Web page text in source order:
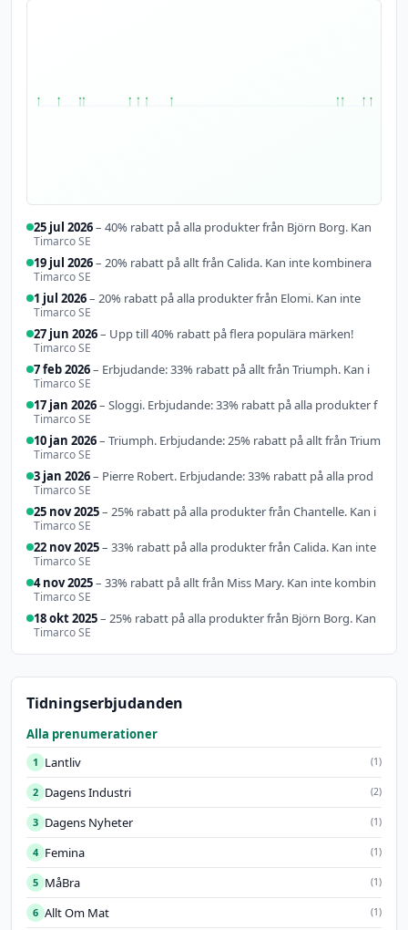
18
okt
2025
25%
på …
4 nov
2025
33%
rabatt22
nov
2025
33%
rabatt
på …
25
nov
2025
25%
rabatt
på …
3 jan
Pierre
10 jan
Triumph.
Erbju…
17 jan
Sloggi.7 feb 2026
33…
2026
40%
1 jul
20%19 jul
20%
25 jul
40%
25 jul 2026– 40% rabatt på alla produkter från Björn Borg. Kan
Timarco SE
19 jul 2026– 20% rabatt på allt från Calida. Kan inte kombinera
Timarco SE
1 jul 2026– 20% rabatt på alla produkter från Elomi. Kan inte
Timarco SE
27 jun 2026– Upp till 40% rabatt på flera populära märken!
Timarco SE
7 feb 2026– Erbjudande: 33% rabatt på allt från Triumph. Kan i
Timarco SE
17 jan 2026– Sloggi. Erbjudande: 33% rabatt på alla produkter f
Timarco SE
10 jan 2026– Triumph. Erbjudande: 25% rabatt på allt från Trium
Timarco SE
3 jan 2026– Pierre Robert. Erbjudande: 33% rabatt på alla prod
Timarco SE
25 nov 2025– 25% rabatt på alla produkter från Chantelle. Kan i
Timarco SE
22 nov 2025– 33% rabatt på alla produkter från Calida. Kan inte
Timarco SE
4 nov 2025– 33% rabatt på allt från Miss Mary. Kan inte kombin
Timarco SE
18 okt 2025– 25% rabatt på alla produkter från Björn Borg. Kan
Timarco SE
Tidningserbjudanden
Alla prenumerationer
1 Lantliv (1)
2 Dagens Industri (2)
3 Dagens Nyheter (1)
4 Femina (1)
5 MåBra (1)
6 Allt Om Mat (1)